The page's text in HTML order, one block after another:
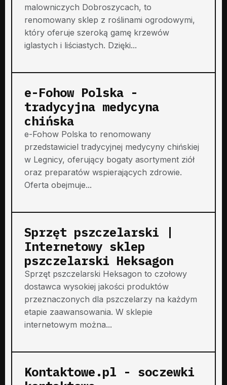
malowniczych Dobroszycach, to
renomowany sklep z roślinami ogrodowymi,
który oferuje szeroką gamę krzewów
iglastych i liściastych. Dzięki...
e-Fohow Polska -
tradycyjna medycyna
chińska
e-Fohow Polska to renomowany
przedstawiciel tradycyjnej medycyny chińskiej
w Legnicy, oferujący bogaty asortyment ziół
oraz preparatów wspierających zdrowie.
Oferta obejmuje...
Sprzęt pszczelarski |
Internetowy sklep
pszczelarski Heksagon
Sprzęt pszczelarski Heksagon to czołowy
dostawca wysokiej jakości produktów
przeznaczonych dla pszczelarzy na każdym
etapie zaawansowania. W sklepie
internetowym można...
Kontaktowe.pl - soczewki